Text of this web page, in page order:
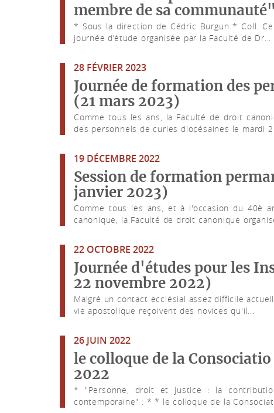
membre de sa communauté"
* Sous la direction de Cédric Burgun * Coll.
journée d’étude organisée par la Faculté de Dr...
28 FÉVRIER 2023
Journée de formation des
(21 mars 2023)
Comme tous les ans, la Faculté de droit
des personnels de curies diocésaines le mardi
19 DÉCEMBRE 2022
Session de formation
janvier 2023)
Comme tous les ans, et à l'occasion du 40è
canonique, la Faculté de droit canonique
22 OCTOBRE 2022
Journée d'études pour les
22 novembre 2022)
Malgré un contact ecclésial assez difficile
vie apostolique reçoivent des novices qu'il...
26 JUIN 2022
le colloque de la
2022
* "Personne, droit et justice : la
contemporaine" : * * le colloque de la